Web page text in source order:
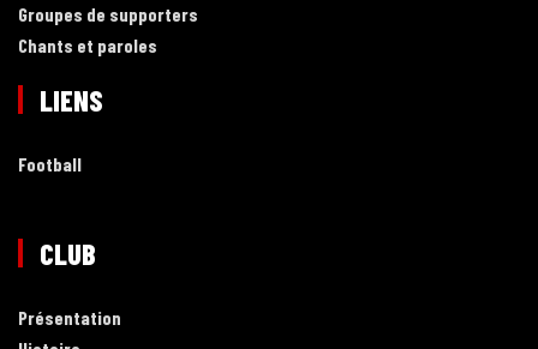
Groupes de supporters
Chants et paroles
LIENS
Football
CLUB
Présentation